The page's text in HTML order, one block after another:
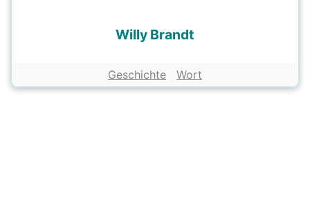
Willy Brandt
Geschichte Wort